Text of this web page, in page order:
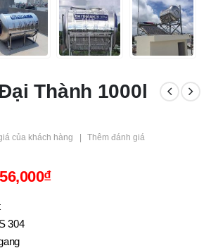
Thành 1000l
của khách hàng | Thêm đánh giá
₫
304